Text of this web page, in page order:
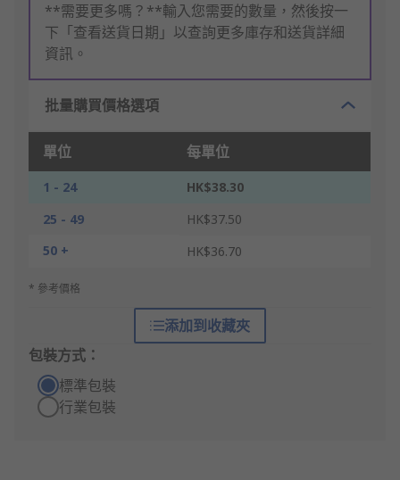
**需要更多嗎？**輸入您需要的數量，然後按一
下「查看送貨日期」以查詢更多庫存和送貨詳細
資訊。
批量購買價格選項
單位 每單位
1 - 24
HK$38.30
25 - 49
HK$37.50
50 +
HK$36.70
* 參考價格
添加到收藏夾
包裝方式：
標準包裝
行業包裝